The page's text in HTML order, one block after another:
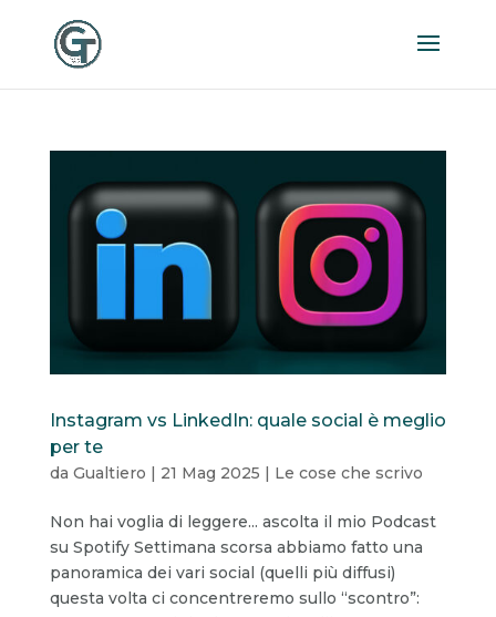
Instagram vs LinkedIn: quale social è meglio
per te
da Gualtiero | 21 Mag 2025 | Le cose che scrivo
Non hai voglia di leggere... ascolta il mio Podcast
su Spotify Settimana scorsa abbiamo fatto una
panoramica dei vari social (quelli più diffusi)
questa volta ci concentreremo sullo “scontro”: